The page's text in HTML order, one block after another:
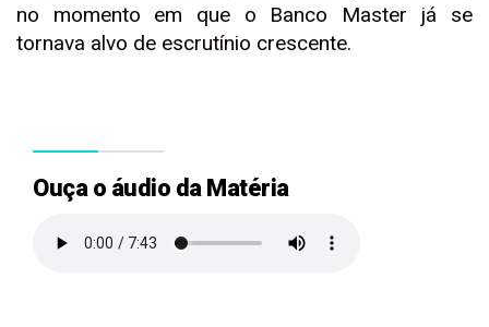
no momento em que o Banco Master já se
tornava alvo de escrutínio crescente.
Ouça o áudio da Matéria